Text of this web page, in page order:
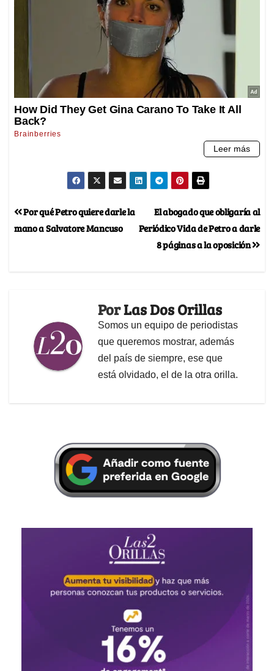
El abogado que obligaría al
Periódico Vida de Petro a darle
8 páginas a la oposición
Por qué Petro quiere darle la
mano a Salvatore Mancuso
PorLas Dos Orillas
Somos un equipo de periodistas
que queremos mostrar, además
del país de siempre, ese que
está olvidado, el de la otra orilla.